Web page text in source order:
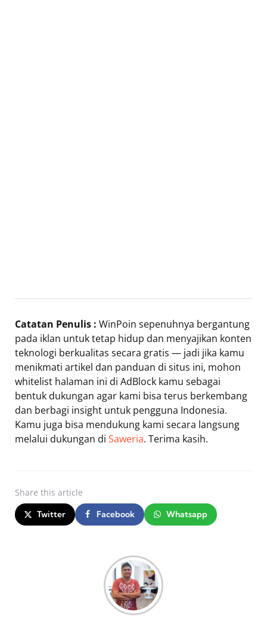
Catatan Penulis : WinPoin sepenuhnya bergantung
pada iklan untuk tetap hidup dan menyajikan konten
teknologi berkualitas secara gratis — jadi jika kamu
menikmati artikel dan panduan di situs ini, mohon
whitelist halaman ini di AdBlock kamu sebagai
bentuk dukungan agar kami bisa terus berkembang
dan berbagi insight untuk pengguna Indonesia.
Kamu juga bisa mendukung kami secara langsung
melalui dukungan di Saweria. Terima kasih.
Share this article
Twitter Facebook Whatsapp